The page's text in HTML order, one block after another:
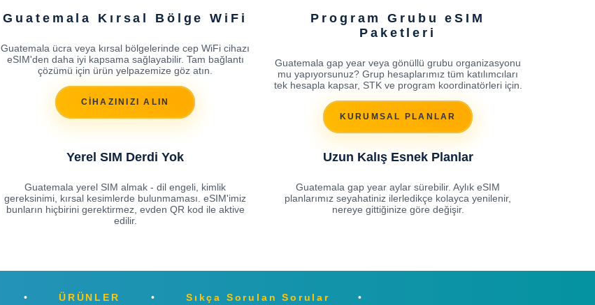
Guatemala Kırsal Bölge WiFi
Guatemala ücra veya kırsal bölgelerinde cep WiFi cihazı
eSIM'den daha iyi kapsama sağlayabilir. Tam bağlantı
çözümü için ürün yelpazemize göz atın.
CİHAZINIZI ALIN
Program Grubu eSIM
Paketleri
Guatemala gap year veya gönüllü grubu organizasyonu
mu yapıyorsunuz? Grup hesaplarımız tüm katılımcıları
tek hesapla kapsar, STK ve program koordinatörleri için.
KURUMSAL PLANLAR
Yerel SIM Derdi Yok
Guatemala yerel SIM almak - dil engeli, kimlik
gereksinimi, kırsal kesimlerde bulunmaması. eSIM'imiz
bunların hiçbirini gerektirmez, evden QR kod ile aktive
edilir.
Uzun Kalış Esnek Planlar
Guatemala gap year aylar sürebilir. Aylık eSIM
planlarımız seyahatiniz ilerledikçe kolayca yenilenir,
nereye gittiğinize göre değişir.
ÜRÜNLER Sıkça Sorulan Sorular